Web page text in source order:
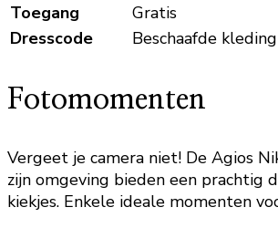
Toegang
Gratis
Dresscode
Beschaafde
Fotomomenten
Vergeet je camera niet! De Agios
zijn omgeving bieden een prachtig
kiekjes. Enkele ideale momenten